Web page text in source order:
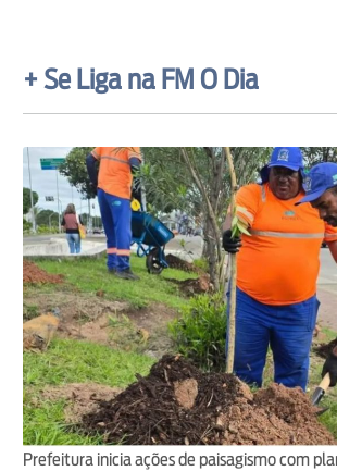
+ Se Liga na FM O Dia
Prefeitura inicia ações de paisagismo com